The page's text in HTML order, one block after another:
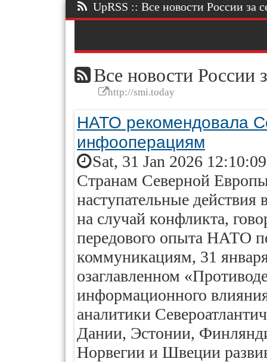
UpRSS :: Все новости России за
Все новости России
http://smi.today
НАТО рекомендовала
инфооперациям
Sat, 31 Jan 2026
Странам Северной
наступательные
на случай конфликта,
передового опыта НАТО
коммуникациям, 31
озаглавленном
информационного
аналитики
Дании, Эстонии,
Норвегии и Швеции